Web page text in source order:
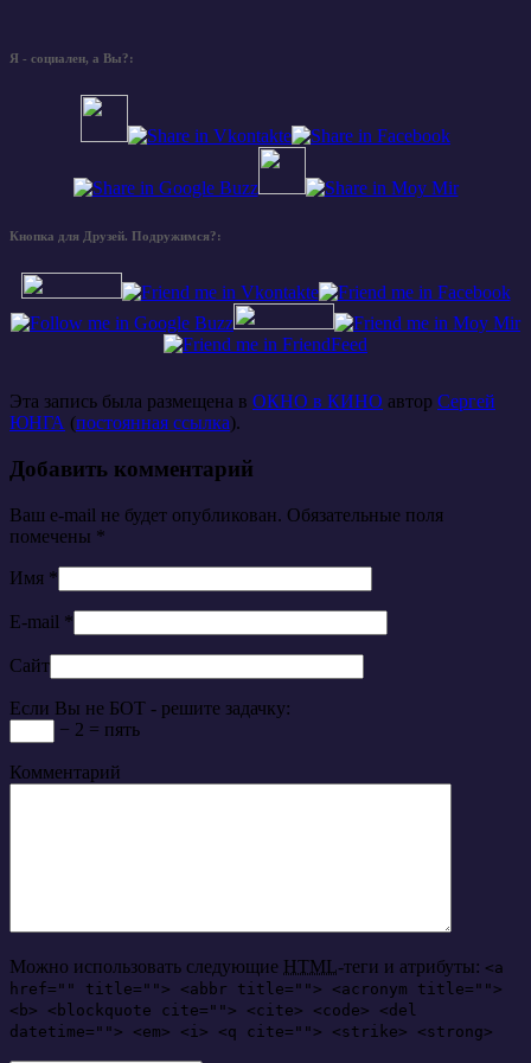
Я - социален, а Вы?:
Кнопка для Друзей. Подружимся?:
Эта запись была размещена в ОКНО в КИНО автор Сергей
ЮНГА (постоянная ссылка).
Добавить комментарий
Ваш e-mail не будет опубликован. Обязательные поля
помечены *
Имя *
E-mail *
Сайт
Если Вы не БОТ - решите задачку:
− 2 = пять
Комментарий
Можно использовать следующие HTML-теги и атрибуты: <a
href="" title=""> <abbr title=""> <acronym title="">
<b> <blockquote cite=""> <cite> <code> <del
datetime=""> <em> <i> <q cite=""> <strike> <strong>